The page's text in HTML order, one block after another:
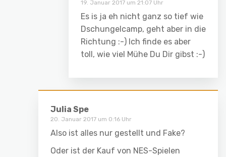
19. Januar 2017 um 21:07 Uhr
Es is ja eh nicht ganz so tief wie
Dschungelcamp, geht aber in die
Richtung :-) Ich finde es aber
toll, wie viel Mühe Du Dir gibst :-)
Julia Spe
20. Januar 2017 um 0:16 Uhr
Also ist alles nur gestellt und Fake?
Oder ist der Kauf von NES-Spielen